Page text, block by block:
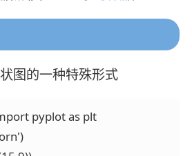
图的一种特殊形式
pyplot as plt